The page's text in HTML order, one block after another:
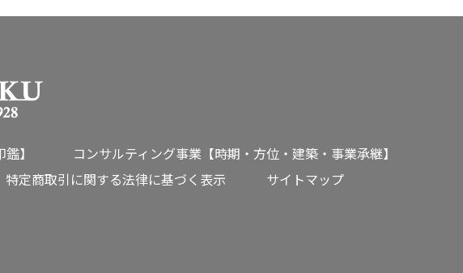
】
コンサルティング事業【時期・方位・建築・事業承継】
特定商取引に関する法律に基づく表示
サイトマップ